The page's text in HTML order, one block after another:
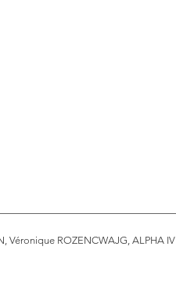
Véronique ROZENCWAJG, ALPHA IV